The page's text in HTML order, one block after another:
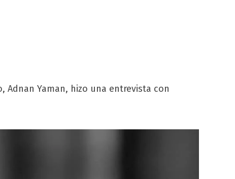
Adnan Yaman, hizo una entrevista con